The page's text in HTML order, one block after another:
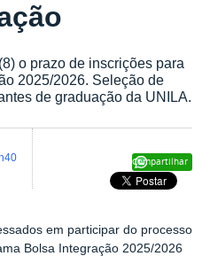
o prazo de inscrições para
2025/2026. Seleção de
de graduação da UNILA.
Compartilhar
em participar do processo
Bolsa Integração 2025/2026